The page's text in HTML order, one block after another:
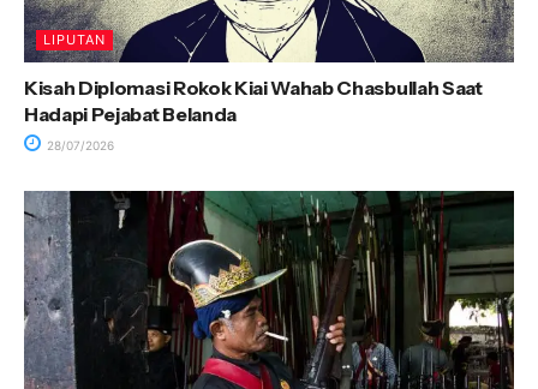
LIPUTAN
Kisah Diplomasi Rokok Kiai Wahab Chasbullah Saat
Hadapi Pejabat Belanda
28/07/2026